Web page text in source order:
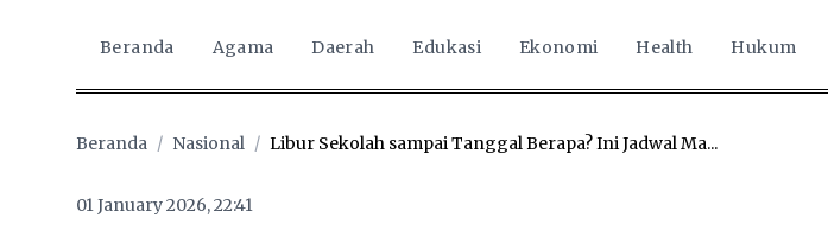
Beranda Agama Daerah Edukasi Ekonomi Health Hukum
Beranda / Nasional / Libur Sekolah sampai Tanggal Berapa? Ini Jadwal Ma...
01 January 2026, 22:41